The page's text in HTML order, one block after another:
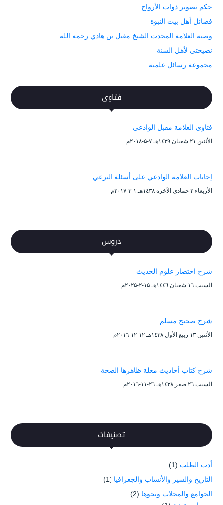
حكم تصوير ذوات الأرواح
فضائل أهل بيت النبوة
وصية العلامة المحدث الشيخ مقبل بن هادي رحمه الله
نصيحتي لأهل السنة
مجموعة رسائل علمية
فتاوى
فتاوى العلامة مقبل الوادعي
الأثنين ۲۱ شعبان ۱٤۳۹هـ ۷-۵-۲۰۱۸م
إجابات العلامة الوادعي على أسئلة البرعي
الأربعاء ۲ جمادى الآخرة ۱٤۳۸هـ ۱-۳-۲۰۱۷م
دروس
شرح اختصار علوم الحديث
السبت ۱٦ شعبان ۱٤٤٦هـ ۱۵-۲-۲۰۲۵م
شرح صحيح مسلم
الأثنين ۱۳ ربيع الأول ۱٤۳۸هـ ۱۲-۱۲-۲۰۱٦م
شرح كتاب أحاديث معلة ظاهرها الصحة
السبت ۲٦ صفر ۱٤۳۸هـ ۲٦-۱۱-۲۰۱٦م
تصنيفات
أدب الطلب (1)
التاريخ والسير والأنساب والجغرافيا (1)
الجوامع والمجلات ونحوها (2)